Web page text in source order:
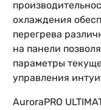
охлаждения
перегрева
на панели
параметры
управления
AuroraPRO